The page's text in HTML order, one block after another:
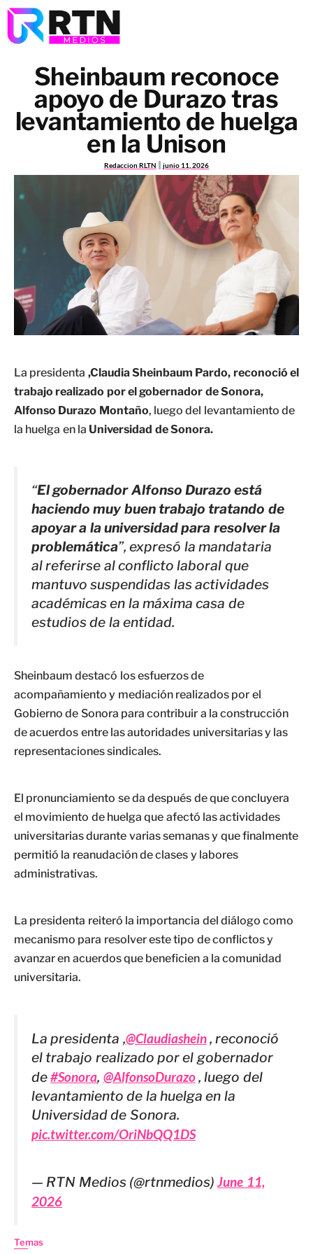
Sheinbaum reconoce
apoyo de Durazo tras
levantamiento de huelga
en la Unison
Redaccion RLTN junio 11, 2026
La presidenta ,Claudia Sheinbaum Pardo, reconoció el
trabajo realizado por el gobernador de Sonora,
Alfonso Durazo Montaño, luego del levantamiento de
la huelga en la Universidad de Sonora.
“El gobernador Alfonso Durazo está
haciendo muy buen trabajo tratando de
apoyar a la universidad para resolver la
problemática”, expresó la mandataria
al referirse al conflicto laboral que
mantuvo suspendidas las actividades
académicas en la máxima casa de
estudios de la entidad.
Sheinbaum destacó los esfuerzos de
acompañamiento y mediación realizados por el
Gobierno de Sonora para contribuir a la construcción
de acuerdos entre las autoridades universitarias y las
representaciones sindicales.
El pronunciamiento se da después de que concluyera
el movimiento de huelga que afectó las actividades
universitarias durante varias semanas y que finalmente
permitió la reanudación de clases y labores
administrativas.
La presidenta reiteró la importancia del diálogo como
mecanismo para resolver este tipo de conflictos y
avanzar en acuerdos que beneficien a la comunidad
universitaria.
La presidenta ,@Claudiashein, reconoció
el trabajo realizado por el gobernador
de#Sonora, @AlfonsoDurazo, luego del
levantamiento de la huelga en la
Universidad de Sonora.
pic.twitter.com/OriNbQQ1DS
— RTN Medios (@rtnmedios)June 11,
2026
Temas